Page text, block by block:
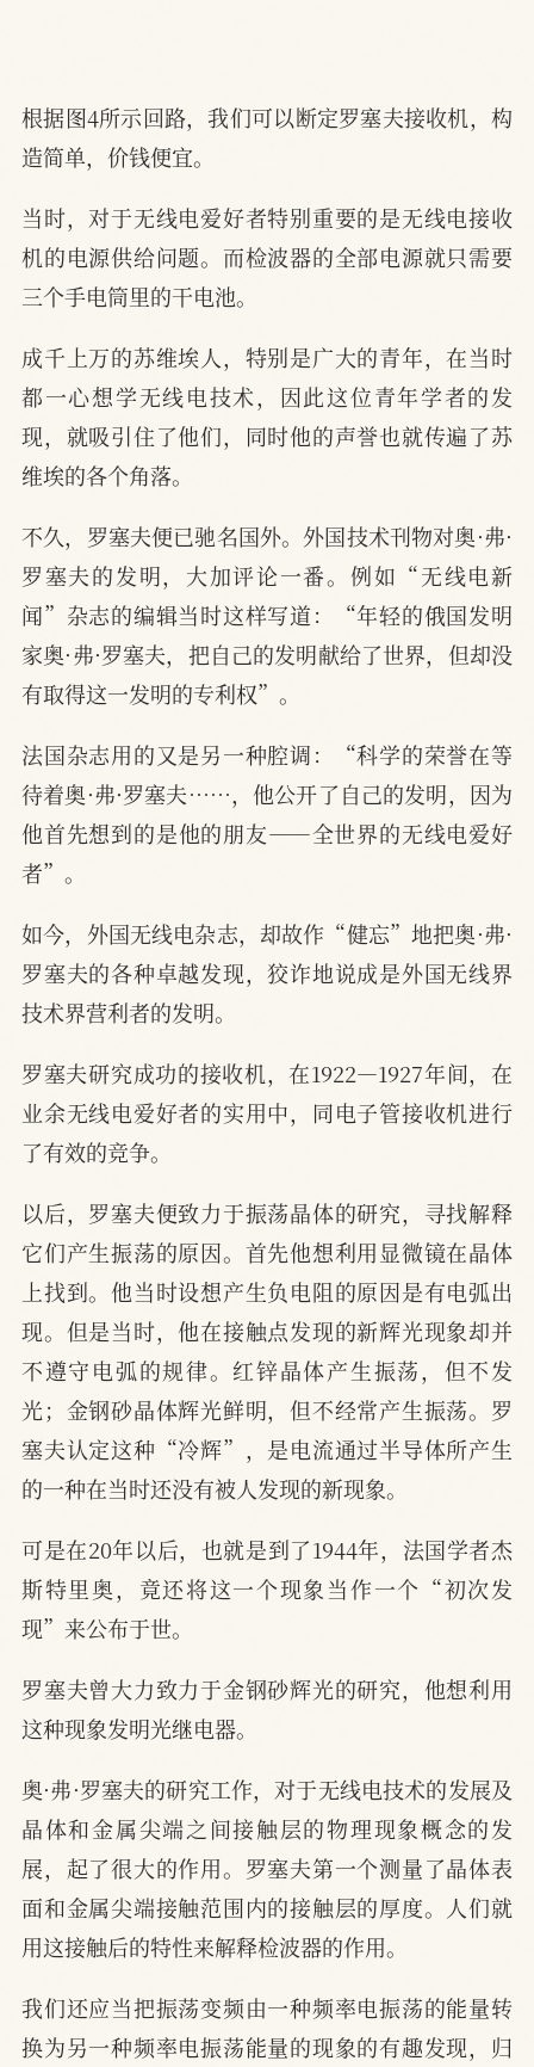
根据图4所示回路，我们可以断定罗塞夫接收机，构
造简单，价钱便宜。
当时，对于无线电爱好者特别重要的是无线电接收
机的电源供给问题。而检波器的全部电源就只需要
三个手电筒里的干电池。
成千上万的苏维埃人，特别是广大的青年，在当时
都一心想学无线电技术，因此这位青年学者的发
现，就吸引住了他们，同时他的声誉也就传遍了苏
维埃的各个角落。
不久，罗塞夫便已驰名国外。外国技术刊物对奥·弗·
罗塞夫的发明，大加评论一番。例如“无线电新
闻”杂志的编辑当时这样写道：“年轻的俄国发明
家奥·弗·罗塞夫，把自己的发明献给了世界，但却没
有取得这一发明的专利权”。
法国杂志用的又是另一种腔调：“科学的荣誉在等
待着奥·弗·罗塞夫……，他公开了自己的发明，因为
他首先想到的是他的朋友——全世界的无线电爱好
者”。
如今，外国无线电杂志，却故作“健忘”地把奥·弗·
罗塞夫的各种卓越发现，狡诈地说成是外国无线界
技术界营利者的发明。
罗塞夫研究成功的接收机，在1922—1927年间，在
业余无线电爱好者的实用中，同电子管接收机进行
了有效的竞争。
以后，罗塞夫便致力于振荡晶体的研究，寻找解释
它们产生振荡的原因。首先他想利用显微镜在晶体
上找到。他当时设想产生负电阻的原因是有电弧出
现。但是当时，他在接触点发现的新辉光现象却并
不遵守电弧的规律。红锌晶体产生振荡，但不发
光；金钢砂晶体辉光鲜明，但不经常产生振荡。罗
塞夫认定这种“冷辉”，是电流通过半导体所产生
的一种在当时还没有被人发现的新现象。
可是在20年以后，也就是到了1944年，法国学者杰
斯特里奥，竟还将这一个现象当作一个“初次发
现”来公布于世。
罗塞夫曾大力致力于金钢砂辉光的研究，他想利用
这种现象发明光继电器。
奥·弗·罗塞夫的研究工作，对于无线电技术的发展及
晶体和金属尖端之间接触层的物理现象概念的发
展，起了很大的作用。罗塞夫第一个测量了晶体表
面和金属尖端接触范围内的接触层的厚度。人们就
用这接触后的特性来解释检波器的作用。
我们还应当把振荡变频由一种频率电振荡的能量转
换为另一种频率电振荡能量的现象的有趣发现，归